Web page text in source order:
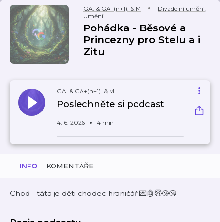
GA. & GA+(n+1). & M Divadelní umění,
Umění
Pohádka - Běsové a
Princezny pro Stelu a i
Zitu
GA. & GA+(n+1). & M
Poslechněte si podcast
4. 6. 2026 4 min
INFO KOMENTÁŘE
Chod - táta je děti chodec hraničář 💌🤖😇😘😘